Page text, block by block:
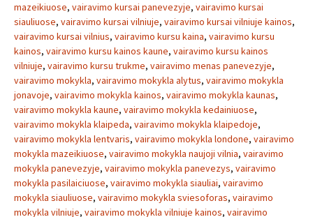
mazeikiuose, vairavimo kursai panevezyje, vairavimo kursai
siauliuose, vairavimo kursai vilniuje, vairavimo kursai vilniuje kainos,
vairavimo kursai vilnius, vairavimo kursu kaina, vairavimo kursu
kainos, vairavimo kursu kainos kaune, vairavimo kursu kainos
vilniuje, vairavimo kursu trukme, vairavimo menas panevezyje,
vairavimo mokykla, vairavimo mokykla alytus, vairavimo mokykla
jonavoje, vairavimo mokykla kainos, vairavimo mokykla kaunas,
vairavimo mokykla kaune, vairavimo mokykla kedainiuose,
vairavimo mokykla klaipeda, vairavimo mokykla klaipedoje,
vairavimo mokykla lentvaris, vairavimo mokykla londone, vairavimo
mokykla mazeikiuose, vairavimo mokykla naujoji vilnia, vairavimo
mokykla panevezyje, vairavimo mokykla panevezys, vairavimo
mokykla pasilaiciuose, vairavimo mokykla siauliai, vairavimo
mokykla siauliuose, vairavimo mokykla sviesoforas, vairavimo
mokykla vilniuje, vairavimo mokykla vilniuje kainos, vairavimo